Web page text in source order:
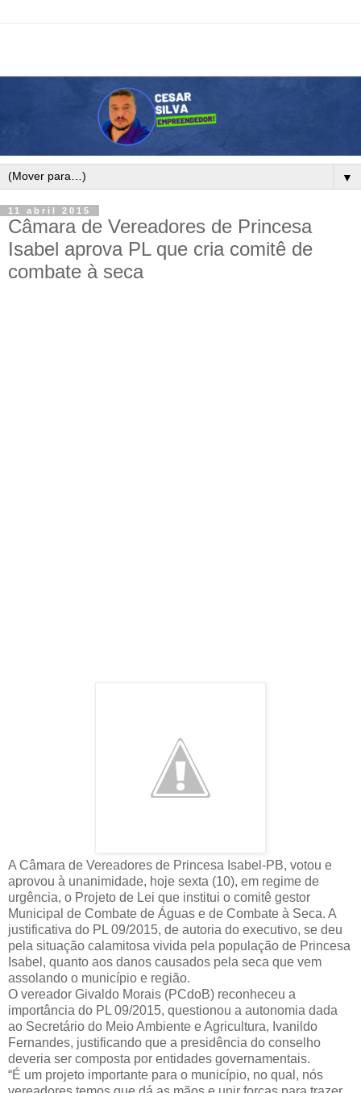
▼
11 abril 2015
Câmara de Vereadores de Princesa
Isabel aprova PL que cria comitê de
combate à seca
A Câmara de Vereadores de Princesa Isabel-PB, votou e
aprovou à unanimidade, hoje sexta (10), em regime de
urgência, o Projeto de Lei que institui o comitê gestor
Municipal de Combate de Águas e de Combate à Seca. A
justificativa do PL 09/2015, de autoria do executivo, se deu
pela situação calamitosa vivida pela população de Princesa
Isabel, quanto aos danos causados pela seca que vem
assolando o município e região.
O vereador Givaldo Morais (PCdoB) reconheceu a
importância do PL 09/2015, questionou a autonomia dada
ao Secretário do Meio Ambiente e Agricultura, Ivanildo
Fernandes, justificando que a presidência do conselho
deveria ser composta por entidades governamentais.
“É um projeto importante para o município, no qual, nós